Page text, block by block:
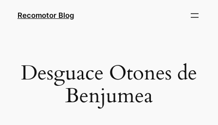
Recomotor Blog
Desguace Otones de
Benjumea